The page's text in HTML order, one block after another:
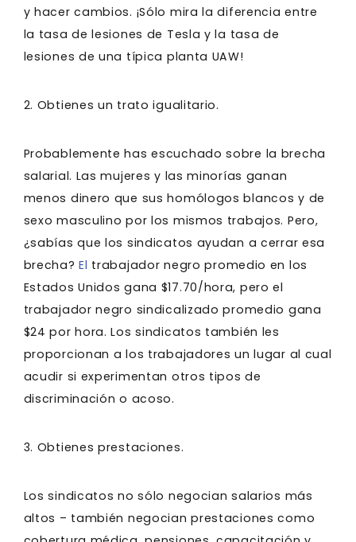
y hacer cambios. ¡Sólo mira la diferencia entre
la tasa de lesiones de Tesla y la tasa de
lesiones de una típica planta UAW!
2. Obtienes un trato igualitario.
Probablemente has escuchado sobre la brecha
salarial. Las mujeres y las minorías ganan
menos dinero que sus homólogos blancos y de
sexo masculino por los mismos trabajos. Pero,
¿sabías que los sindicatos ayudan a cerrar esa
brecha?El trabajador negro promedio en los
Estados Unidos gana $17.70/hora, pero el
trabajador negro sindicalizado promedio gana
$24 por hora. Los sindicatos también les
proporcionan a los trabajadores un lugar al cual
acudir si experimentan otros tipos de
discriminación o acoso.
3. Obtienes prestaciones.
Los sindicatos no sólo negocian salarios más
altos – también negocian prestaciones como